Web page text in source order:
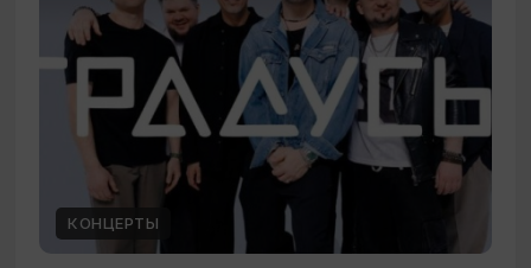
КОНЦЕРТЫ